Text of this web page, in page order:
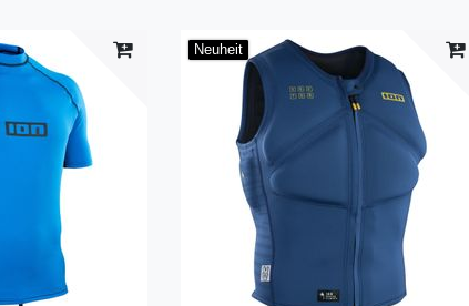
Neuheit